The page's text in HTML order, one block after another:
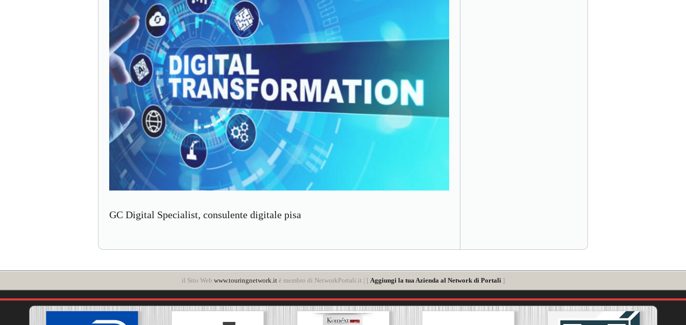
GC Digital Specialist, consulente digitale pisa
il Sito Web www.touringnetwork.itè membro di NetworkPortali.it | [ Aggiungi la tua Azienda al Network di Portali ]